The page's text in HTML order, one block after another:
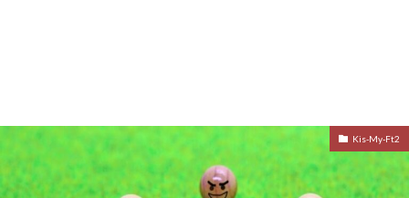
Kis-My-Ft2